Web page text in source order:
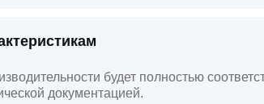
будет полностью
документацией.